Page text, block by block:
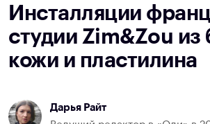
Инсталляции
студии Zim&Zou из
кожи и пластилина
Дарья Райт